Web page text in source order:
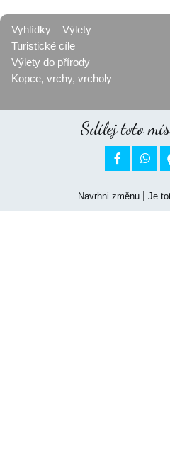
Vyhlídky
Výlety
Turistické cíle
Výlety do přírody
Kopce, vrchy, vrcholy
Sdílej toto
 
Navrhni změnu| Je